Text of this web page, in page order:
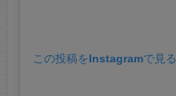
この投稿をInstagramで見る